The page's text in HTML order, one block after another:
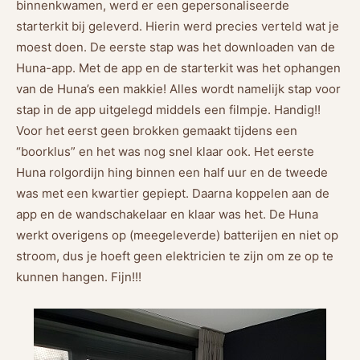
binnenkwamen, werd er een gepersonaliseerde
starterkit bij geleverd. Hierin werd precies verteld wat je
moest doen. De eerste stap was het downloaden van de
Huna-app. Met de app en de starterkit was het ophangen
van de Huna’s een makkie! Alles wordt namelijk stap voor
stap in de app uitgelegd middels een filmpje. Handig!!
Voor het eerst geen brokken gemaakt tijdens een
“boorklus” en het was nog snel klaar ook. Het eerste
Huna rolgordijn hing binnen een half uur en de tweede
was met een kwartier gepiept. Daarna koppelen aan de
app en de wandschakelaar en klaar was het. De Huna
werkt overigens op (meegeleverde) batterijen en niet op
stroom, dus je hoeft geen elektricien te zijn om ze op te
kunnen hangen. Fijn!!!